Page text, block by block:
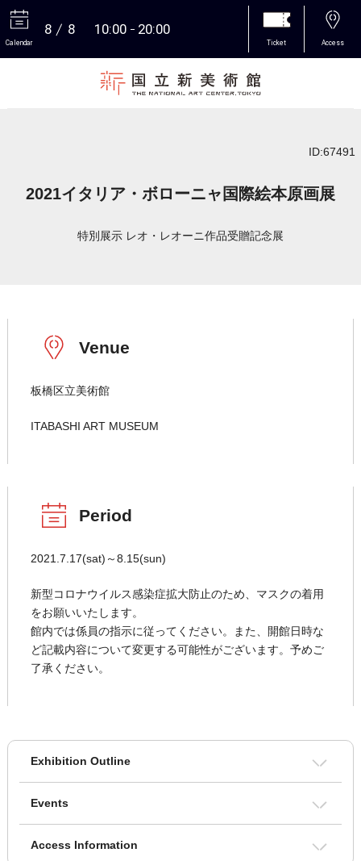
Calendar
8 8 10:00 20:00
Ticket Access
ID:67491
2021イタリア・ボローニャ国際絵本原画展
特別展示 レオ・レオーニ作品受贈記念展
Venue
板橋区立美術館
ITABASHI ART MUSEUM
Period
2021.7.17(sat)～8.15(sun)
新型コロナウイルス感染症拡大防止のため、マスクの着用
をお願いいたします。
館内では係員の指示に従ってください。また、開館日時な
ど記載内容について変更する可能性がございます。予めご
了承ください。
Exhibition Outline
Events
Access Information